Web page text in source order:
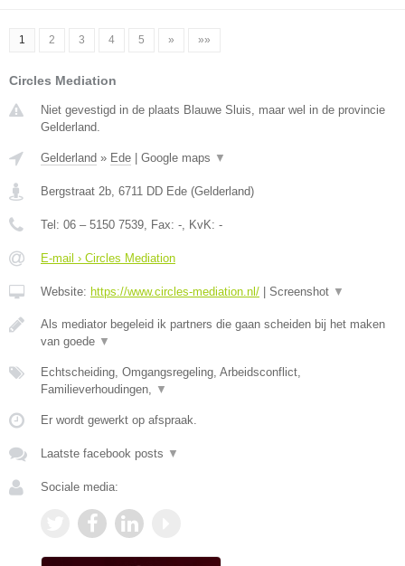
1 2 3 4 5 » »»
Circles Mediation
Niet gevestigd in de plaats Blauwe Sluis, maar wel in de provincie
Gelderland.
Gelderland » Ede Google maps ▼
Bergstraat 2b, 6711 DD Ede (Gelderland)
Tel: 06 – 5150 7539, Fax: -, KvK: -
E-mail › Circles Mediation
Website: https://www.circles-mediation.nl/ Screenshot ▼
Als mediator begeleid ik partners die gaan scheiden bij het maken
van goede ▼
Echtscheiding, Omgangsregeling, Arbeidsconflict,
Familieverhoudingen, ▼
Er wordt gewerkt op afspraak.
Laatste facebook posts ▼
Sociale media: